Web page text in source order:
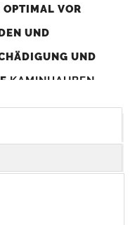
OPTIMAL VOR
UND
UND
KAMINHAUBEN
DES BAUWERKS.